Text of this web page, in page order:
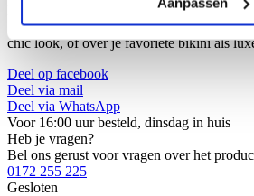
Pasvorm: One size, valt ruim en
Stijltip: Draag het vest over een basic top
chic look, of over je favoriete bikini als
Deel op facebook
Deel via mail
Deel via WhatsApp
Voor 16:00 uur besteld, dinsdag in huis
Heb je vragen?
Bel ons gerust voor vragen over het
0172 255 225
Gesloten